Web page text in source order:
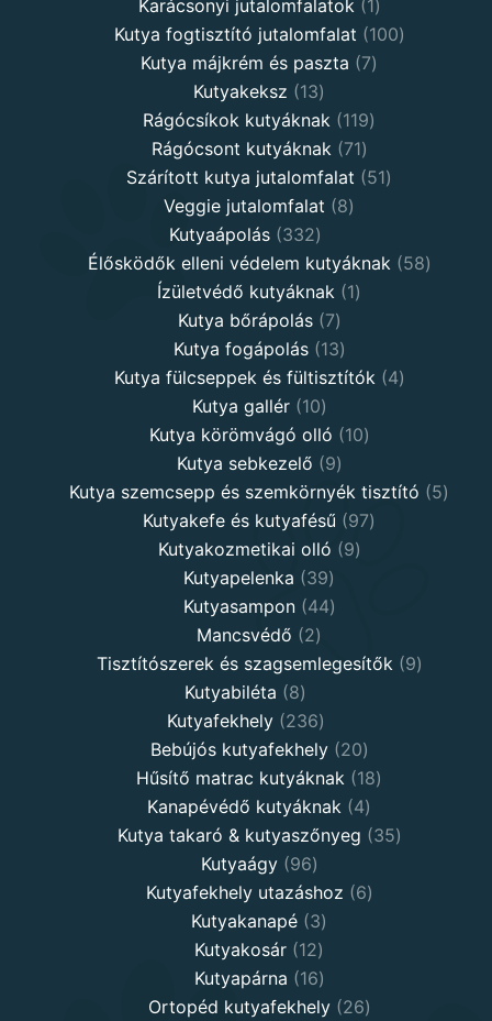
products
Karácsonyi jutalomfalatok 1 1
product
Kutya fogtisztító jutalomfalat 100100
Kutya májkrém és paszta 77
Kutyakeksz 1313
products
Rágócsíkok kutyáknak 119119
Rágócsont kutyáknak 7171
products
Szárított kutya jutalomfalat 5151
Veggie jutalomfalat 88
Kutyaápolás 332332
products
Élősködők elleni védelem kutyáknak 5858
Ízületvédő kutyáknak 11
Kutya bőrápolás 77
products
Kutya fogápolás 1313
products
Kutya fülcseppek és fültisztítók 44
Kutya gallér 1010
products
Kutya körömvágó olló 1010
Kutya sebkezelő 99
products
Kutya szemcsepp és szemkörnyék tisztító 55
Kutyakefe és kutyafésű 9797
Kutyakozmetikai olló 99
Kutyapelenka 3939
products
Kutyasampon 4444
Mancsvédő 22
products
Tisztítószerek és szagsemlegesítők 99
Kutyabiléta 88
products
Kutyafekhely 236236
products
Bebújós kutyafekhely 2020
products
Hűsítő matrac kutyáknak 1818
Kanapévédő kutyáknak 44
products
Kutya takaró & kutyaszőnyeg 3535
Kutyaágy 9696
products
Kutyafekhely utazáshoz 66
Kutyakanapé 33
products
Kutyakosár 1212
products
Kutyapárna 1616
products
Ortopéd kutyafekhely 2626